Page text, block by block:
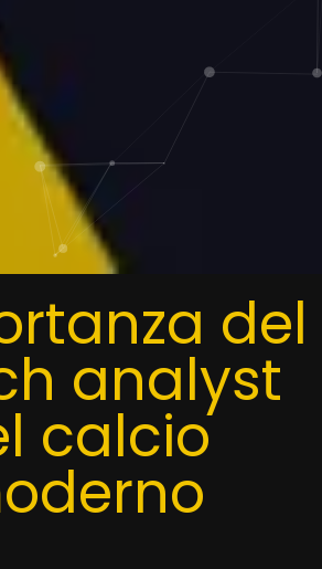
del
analyst
calcio